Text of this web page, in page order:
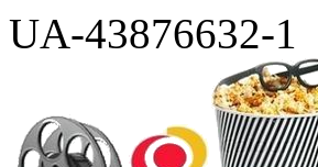
UA-43876632-1